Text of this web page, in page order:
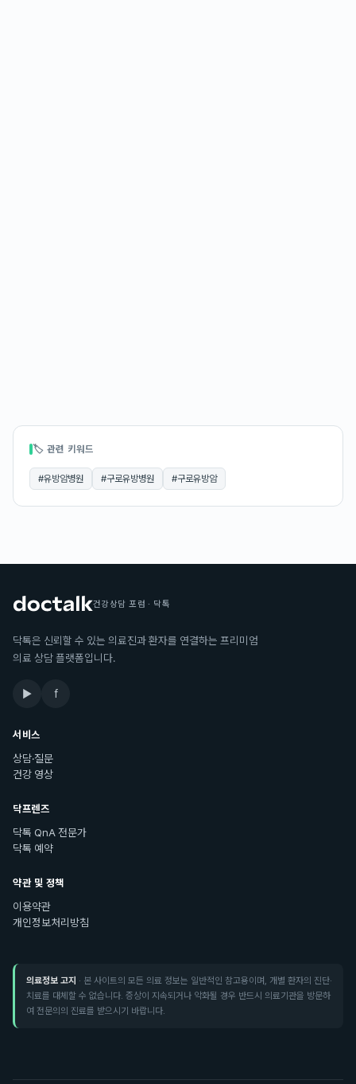
🏷 관련 키워드
#유방암병원 #구로유방병원 #구로유방암
건강상담 포럼 · 닥톡
닥톡은 신뢰할 수 있는 의료진과 환자를 연결하는 프리미엄
의료 상담 플랫폼입니다.
▶ f
서비스
상담·질문
건강 영상
닥프렌즈
닥톡 QnA 전문가
닥톡 예약
약관 및 정책
이용약관
개인정보처리방침
의료정보 고지 · 본 사이트의 모든 의료 정보는 일반적인 참고용이며, 개별 환자의 진단·
치료를 대체할 수 없습니다. 증상이 지속되거나 악화될 경우 반드시 의료기관을 방문하
여 전문의의 진료를 받으시기 바랍니다.